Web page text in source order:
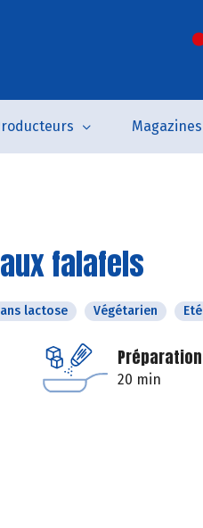
Magazines
falafels
lactose Végétarien Eté
Préparation
20 min